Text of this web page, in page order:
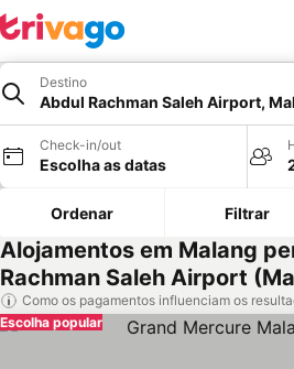
Destino
Abdul Rachman Saleh Airport,
Check-in/out
Escolha as datas
Ordenar Filtrar
Alojamentos em Malang
Rachman Saleh Airport
Como os pagamentos influenciam os
Escolha popular